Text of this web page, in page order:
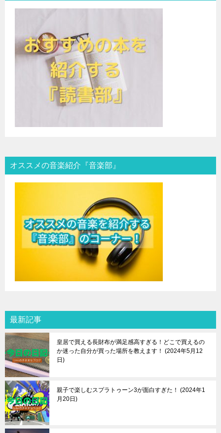
オススメの音楽紹介『音楽部』
最新記事
皇居で買える長財布が満足感高すぎる！どこで買えるの
か迷った自分が買った場所を教えます！
2024年5月12
日
親子で楽しむスプラトゥーン3が面白すぎた！
2024年1
月20日